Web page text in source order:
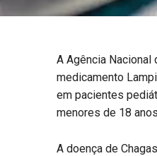
A Agência
medicamento
em pacientes
menores de 18
A doença de